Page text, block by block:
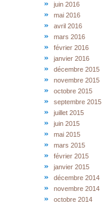
juin 2016
mai 2016
avril 2016
mars 2016
février 2016
janvier 2016
décembre 2015
novembre 2015
octobre 2015
septembre 2015
juillet 2015
juin 2015
mai 2015
mars 2015
février 2015
janvier 2015
décembre 2014
novembre 2014
octobre 2014